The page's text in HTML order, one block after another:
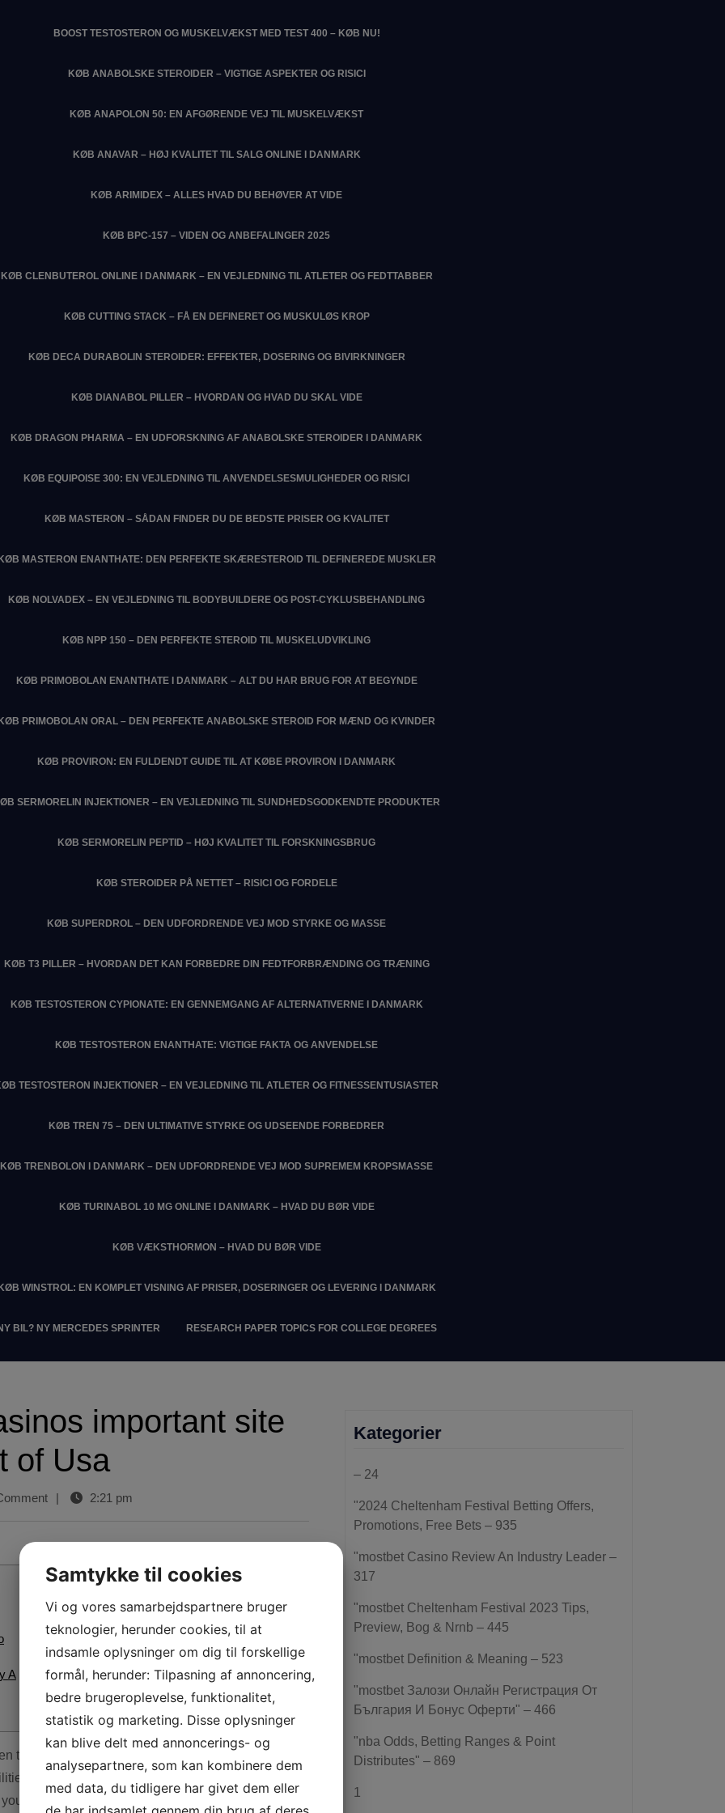
BOOST TESTOSTERON OG MUSKELVÆKST MED TEST 400 – KØB NU!
KØB ANABOLSKE STEROIDER – VIGTIGE ASPEKTER OG RISICI
KØB ANAPOLON 50: EN AFGØRENDE VEJ TIL MUSKELVÆKST
KØB ANAVAR – HØJ KVALITET TIL SALG ONLINE I DANMARK
KØB ARIMIDEX – ALLES HVAD DU BEHØVER AT VIDE
KØB BPC-157 – VIDEN OG ANBEFALINGER 2025
KØB CLENBUTEROL ONLINE I DANMARK – EN VEJLEDNING TIL ATLETER OG FEDTTABBER
KØB CUTTING STACK – FÅ EN DEFINERET OG MUSKULØS KROP
KØB DECA DURABOLIN STEROIDER: EFFEKTER, DOSERING OG BIVIRKNINGER
KØB DIANABOL PILLER – HVORDAN OG HVAD DU SKAL VIDE
KØB DRAGON PHARMA – EN UDFORSKNING AF ANABOLSKE STEROIDER I DANMARK
KØB EQUIPOISE 300: EN VEJLEDNING TIL ANVENDELSESMULIGHEDER OG RISICI
KØB MASTERON – SÅDAN FINDER DU DE BEDSTE PRISER OG KVALITET
MASTERON ENANTHATE: DEN PERFEKTE SKÆRESTEROID TIL DEFINEREDE MUSKLER
KØB NOLVADEX – EN VEJLEDNING TIL BODYBUILDERE OG POST-CYKLUSBEHANDLING
KØB NPP 150 – DEN PERFEKTE STEROID TIL MUSKELUDVIKLING
KØB PRIMOBOLAN ENANTHATE I DANMARK – ALT DU HAR BRUG FOR AT BEGYNDE
PRIMOBOLAN ORAL – DEN PERFEKTE ANABOLSKE STEROID FOR MÆND OG KVINDER
KØB PROVIRON: EN FULDENDT GUIDE TIL AT KØBE PROVIRON I DANMARK
SERMORELIN INJEKTIONER – EN VEJLEDNING TIL SUNDHEDSGODKENDTE PRODUKTER
KØB SERMORELIN PEPTID – HØJ KVALITET TIL FORSKNINGSBRUG
KØB STEROIDER PÅ NETTET – RISICI OG FORDELE
KØB SUPERDROL – DEN UDFORDRENDE VEJ MOD STYRKE OG MASSE
KØB T3 PILLER – HVORDAN DET KAN FORBEDRE DIN FEDTFORBRÆNDING OG TRÆNING
KØB TESTOSTERON CYPIONATE: EN GENNEMGANG AF ALTERNATIVERNE I DANMARK
KØB TESTOSTERON ENANTHATE: VIGTIGE FAKTA OG ANVENDELSE
TESTOSTERON INJEKTIONER – EN VEJLEDNING TIL ATLETER OG FITNESSENTUSIASTER
KØB TREN 75 – DEN ULTIMATIVE STYRKE OG UDSEENDE FORBEDRER
KØB TRENBOLON I DANMARK – DEN UDFORDRENDE VEJ MOD SUPREMEM KROPSMASSE
KØB TURINABOL 10 MG ONLINE I DANMARK – HVAD DU BØR VIDE
KØB VÆKSTHORMON – HVAD DU BØR VIDE
WINSTROL: EN KOMPLET VISNING AF PRISER, DOSERINGER OG LEVERING I DANMARK
BIL? NY MERCEDES SPRINTER RESEARCH PAPER TOPICS FOR COLLEGE DEGREES
important site
of Usa
| 2:21 pm
A
outside of your own regular slot machine
wear’t want to miss DraftKings Casino. Like your
Kategorier
– 24
"2024 Cheltenham Festival Betting Offers,
Promotions, Free Bets – 935
"mostbet Casino Review An Industry Leader –
317
"mostbet Cheltenham Festival 2023 Tips,
Preview, Bog & Nrnb – 445
"mostbet Definition & Meaning – 523
"mostbet Залози Онлайн Регистрация От
България И Бонус Оферти" – 466
"nba Odds, Betting Ranges & Point
Distributes" – 869
1
Samtykke til cookies
Vi og vores samarbejdspartnere bruger
teknologier, herunder cookies, til at
indsamle oplysninger om dig til forskellige
formål, herunder: Tilpasning af annoncering,
bedre brugeroplevelse, funktionalitet,
statistik og marketing. Disse oplysninger
kan blive delt med annoncerings- og
analysepartnere, som kan kombinere dem
med data, du tidligere har givet dem eller